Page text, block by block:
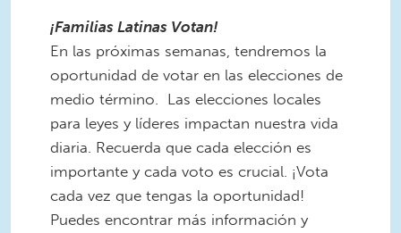
¡Familias Latinas Votan!
En las próximas semanas, tendremos la
oportunidad de votar en las elecciones de
medio término. Las elecciones locales
para leyes y líderes impactan nuestra vida
diaria. Recuerda que cada elección es
importante y cada voto es crucial. ¡Vota
cada vez que tengas la oportunidad!
Puedes encontrar más información y